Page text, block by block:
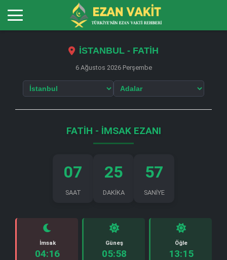
İSTANBUL - FATİH
6 Ağustos 2026 Perşembe
FATİH - İMSAK EZANI
07
SAAT
25
DAKİKA
57
SANİYE
İmsak
04:16
Güneş
05:58
Öğle
13:15